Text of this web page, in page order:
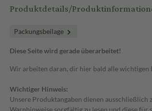
Produktdetails/
Packungsbeilage
Diese Seite wird gerade überarbeitet!
Wir arbeiten daran, dir hier bald alle
Wichtiger Hinweis:
Unsere Produktangaben dienen
Warnhinweise sorgfältig zu lesen und diese für